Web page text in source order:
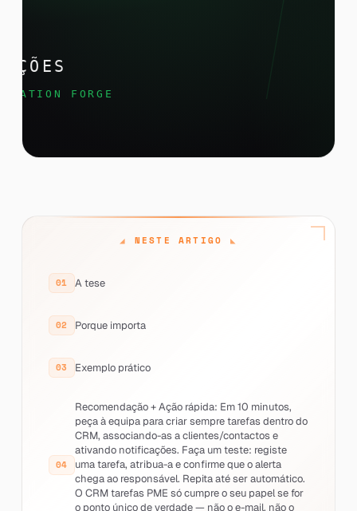
NESTE ARTIGO
A tese
Porque importa
Exemplo prático
Recomendação + Ação rápida: Em 10 minutos,
peça à equipa para criar sempre tarefas dentro do
CRM, associando-as a clientes/contactos e
ativando notificações. Faça um teste: registe
uma tarefa, atribua-a e confirme que o alerta
chega ao responsável. Repita até ser automático.
O CRM tarefas PME só cumpre o seu papel se for
o ponto único de verdade — não o e-mail, não o